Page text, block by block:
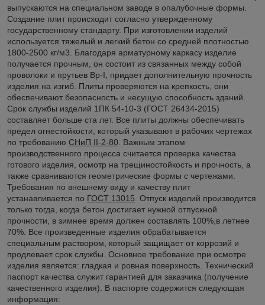
выпускаются на специальном заводе в опалубочные формы.
Создание плит происходит согласно утвержденному
государственному стандарту. При изготовлении изделий
используется тяжелый и легкий бетон со средней плотностью
1800-2500 кг/м3. Благодаря арматурному каркасу изделие
получается прочным, он состоит из связанных между собой
проволоки и прутьев Вр-I, придает дополнительную прочность
изделия на изгиб. Плиты проверяются на крепкость, они
обеспечивают безопасность и несущую способность зданий.
Срок службы изделий 1ПК 54-10-3 (ГОСТ 26434-2015)
составляет больше ста лет. Все плиты должны обеспечивать
предел огнестойкости, который указывают в рабочих чертежах
по требованию СНиП II-2-80. Важным этапом
производственного процесса считается проверка качества
готового изделия, осмотр на трещиностойкость и прочность, а
также сравниваются геометрические формы с чертежами.
Требования по внешнему виду и качеству плит
устанавливается по ГОСТ 13015. Отпуск изделий производится
только тогда, когда бетон достигает нужной отпускной
прочности, в зимнее время должен составлять 100%,в летнее
70%. Все произведенные изделия обрабатывается
специальным раствором, который защищает от коррозий и
продлевает срок службы. Основное требование при осмотре
изделия является: гладкая и ровная поверхность. Технический
паспорт качества служит гарантией для заказчика (получение
качественного изделия). В паспорте содержится следующая
информация: